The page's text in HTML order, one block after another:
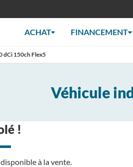
ACHAT FINANCEMENT
dCi 150ch Flex5
Véhicule
!
à la vente.